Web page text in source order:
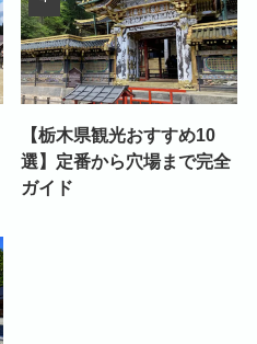
【栃木県観光おすすめ10
選】定番から穴場まで完全
ガイド